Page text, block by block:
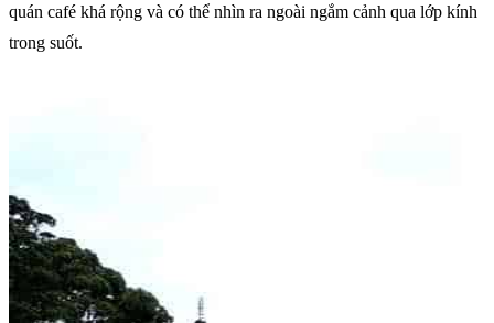
quán café khá rộng và có thể nhìn ra ngoài ngắm cảnh qua lớp kính
trong suốt.